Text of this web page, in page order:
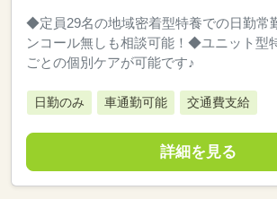
◆定員29名の地域密着型特養での日勤常
ンコール無しも相談可能！◆ユニット型
ごとの個別ケアが可能です♪
日勤のみ 車通勤可能 交通費支給
詳細を見る